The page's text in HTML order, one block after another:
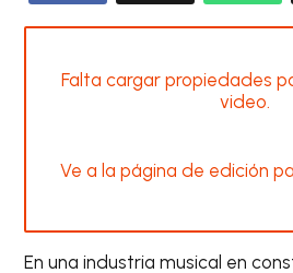
Falta cargar propiedades
video.
Ve a la página de edición
En una industria musical en